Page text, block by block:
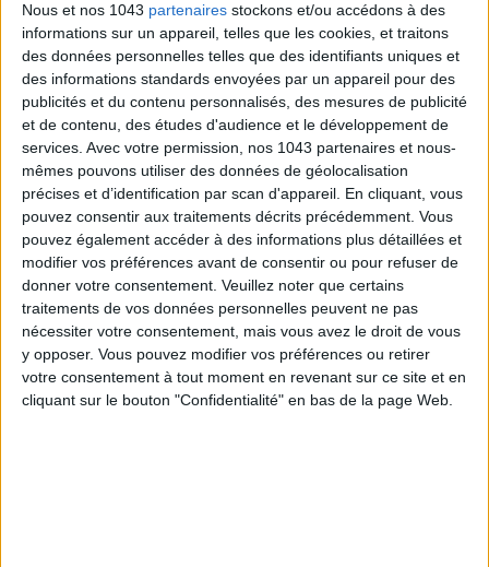
Nous et nos 1043 partenaires stockons et/ou accédons à des
informations sur un appareil, telles que les cookies, et traitons
des données personnelles telles que des identifiants uniques et
des informations standards envoyées par un appareil pour des
publicités et du contenu personnalisés, des mesures de publicité
et de contenu, des études d'audience et le développement de
services. Avec votre permission, nos 1043 partenaires et nous-
mêmes pouvons utiliser des données de géolocalisation
précises et d’identification par scan d'appareil. En cliquant, vous
pouvez consentir aux traitements décrits précédemment. Vous
pouvez également accéder à des informations plus détaillées et
modifier vos préférences avant de consentir ou pour refuser de
donner votre consentement. Veuillez noter que certains
traitements de vos données personnelles peuvent ne pas
nécessiter votre consentement, mais vous avez le droit de vous
y opposer. Vous pouvez modifier vos préférences ou retirer
votre consentement à tout moment en revenant sur ce site et en
cliquant sur le bouton "Confidentialité" en bas de la page Web.
15 IDEAS FOR ENJOYING AUGUST IN PARIS
SPF 50 SUNSCREENS YOU'LL ACTUALLY WANT TO SLATHER ON